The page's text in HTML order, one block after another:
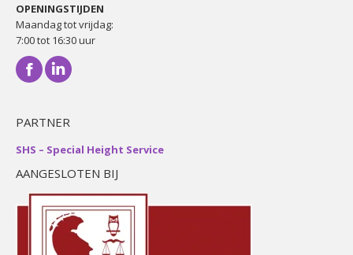
OPENINGSTIJDEN
Maandag tot vrijdag:
7:00 tot 16:30 uur
Facebook
Linkedin
PARTNER
SHS – Special Height Service
AANGESLOTEN BIJ